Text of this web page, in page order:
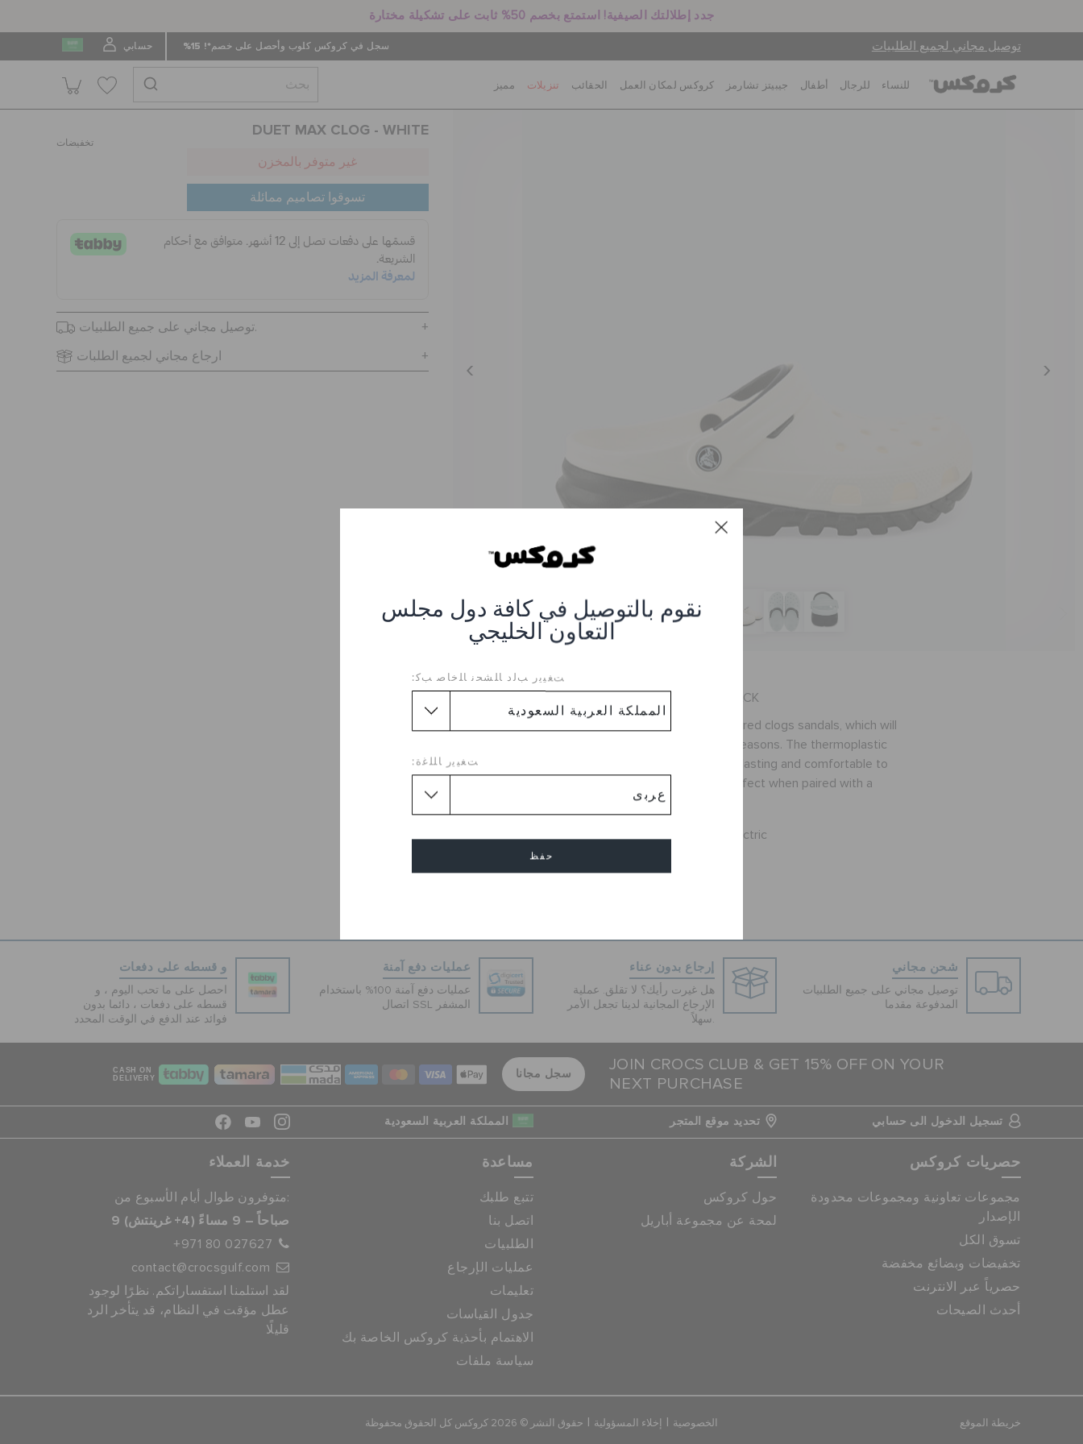
جدد إطلالتك الصيفية! استمتع بخصم 50% ثابت على تشكيلة مختارة
توصيل مجاني لجميع الطلبيات سجل في كروكس كلوب وأحصل على خصم*! 15% حسابي
نقوم بالتوصيل في كافة دول مجلس
التعاون الخليجي
ﺖﻐﻴﻳﺭ ﺐﻟﺩ ﺎﻠﺸﺤﻧ ﺎﻠﺧﺎﺻ ﺐﻛ:
ﺖﻐﻴﻳﺭ ﺎﻠﻠﻏﺓ:
حفظ
للنساء للرجال أطفال جيبيتز تشارمز كروكس لمكان العمل الحقائب تنزيلات مميز
DUET MAX CLOG - WHITE
تخفيضات
غير متوفر بالمخزن
تسوقوا تصاميم ممائلة
توصيل مجاني على جميع الطلبيات.
ارجاع مجاني لجميع الطلبات
Duet Max Clog - White
العنصر #201398-103-WHITE-BLACK
Crocs presents these white colored clogs sandals, which will
get you noticed for all the right reasons. The thermoplastic
body makes these sandals long-lasting and comfortable to
wear. These sandals will look perfect when paired with a
polo T-shirt and denims.
Thermoelectric
شكل القدم :Round
شحن مجاني
توصيل مجاني على جميع الطلبيات
المدفوعة مقدما
إرجاع بدون عناء
هل غيرت رأيك؟ لا تقلق. عملية
الإرجاع المجانية لدينا تجعل الأمر
سهلاً.
عمليات دفع آمنة
عمليات دفع آمنة 100% باستخدام
اتصال SSL المشفر
و قسطه على دفعات
احصل على ما تحب اليوم ، و
قسطه على دفعات ، دائما بدون
فوائد عند الدفع في الوقت المحدد
JOIN CROCS CLUB & GET 15% OFF ON YOUR
NEXT PURCHASE
سجل مجانا
CASH ON
DELIVERY
تسجيل الدخول الى حسابي تحديد موقع المتجر المملكة العربية السعودية
حصريات كروكس
مجموعات تعاونية ومجموعات محدودة
الإصدار
تسوق الكل
تخفيضات وبضائع مخفضة
حصرياً عبر الانترنت
أحدث الصيحات
الشركة
حول كروكس
لمحة عن مجموعة أباريل
مساعدة
تتبع طلبك
اتصل بنا
الطلبيات
عمليات الإرجاع
تعليمات
جدول القياسات
الاهتمام بأحذية كروكس الخاصة بك
سياسة ملفات
خدمة العملاء
متوفرون طوال أيام الأسبوع من:
9 صباحاً – 9 مساءً (4+ غرينتش)
+971 80 027627
contact@crocsgulf.com
لقد استلمنا استفساراتكم. نظرًا لوجود
عطل مؤقت في النظام، قد يتأخر الرد
قليلًا
خريطة الموقع الخصوصية إخلاء المسؤولية حقوق النشر © 2026 كروكس كل الحقوق محفوظة